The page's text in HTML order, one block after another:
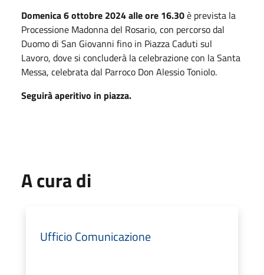
Domenica 6 ottobre 2024 alle ore 16.30è prevista la
Processione Madonna del Rosario, con percorso dal
Duomo di San Giovanni fino in Piazza Caduti sul
Lavoro, dove si concluderà la celebrazione con la Santa
Messa, celebrata dal Parroco Don Alessio Toniolo.
Seguirà aperitivo in piazza.
A cura di
Ufficio Comunicazione